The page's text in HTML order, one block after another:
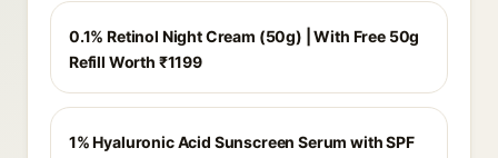
0.1% Retinol Night Cream (50g) | With Free 50g
Refill Worth ₹1199
1% Hyaluronic Acid Sunscreen Serum with SPF